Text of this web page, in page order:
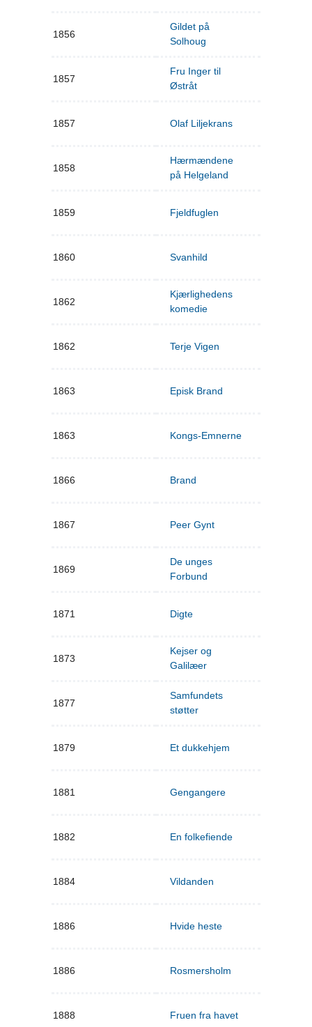
1856
Gildet på
Solhoug
1857
Fru Inger til
Østråt
1857 Olaf Liljekrans
1858
Hærmændene
på Helgeland
1859 Fjeldfuglen
1860 Svanhild
1862
Kjærlighedens
komedie
1862 Terje Vigen
1863 Episk Brand
1863 Kongs-Emnerne
1866 Brand
1867 Peer Gynt
1869
De unges
Forbund
1871 Digte
1873
Kejser og
Galilæer
1877
Samfundets
støtter
1879 Et dukkehjem
1881 Gengangere
1882 En folkefiende
1884 Vildanden
1886 Hvide heste
1886 Rosmersholm
1888 Fruen fra havet